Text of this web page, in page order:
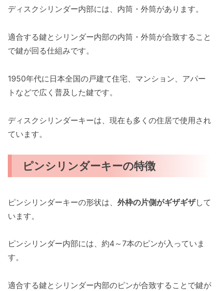
ディスクシリンダー内部には、内筒・外筒があります。
適合する鍵とシリンダー内部の内筒・外筒が合致すること
で鍵が回る仕組みです。
1950年代に日本全国の戸建て住宅、マンション、アパー
トなどで広く普及した鍵です。
ディスクシリンダーキーは、現在も多くの住居で使用され
ています。
ピンシリンダーキーの特徴
ピンシリンダーキーの形状は、 外枠の片側がギザギザして
います。
ピンシリンダー内部には、約4～7本のピンが入っていま
す。
適合する鍵とシリンダー内部のピンが合致することで鍵が